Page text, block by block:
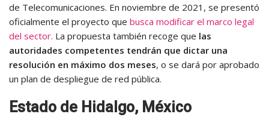
de Telecomunicaciones. En noviembre de 2021, se presentó
oficialmente el proyecto que busca modificar el marco legal
del sector. La propuesta también recoge que las
autoridades competentes tendrán que dictar una
resolución en máximo dos meses, o se dará por aprobado
un plan de despliegue de red pública.
Estado de Hidalgo, México